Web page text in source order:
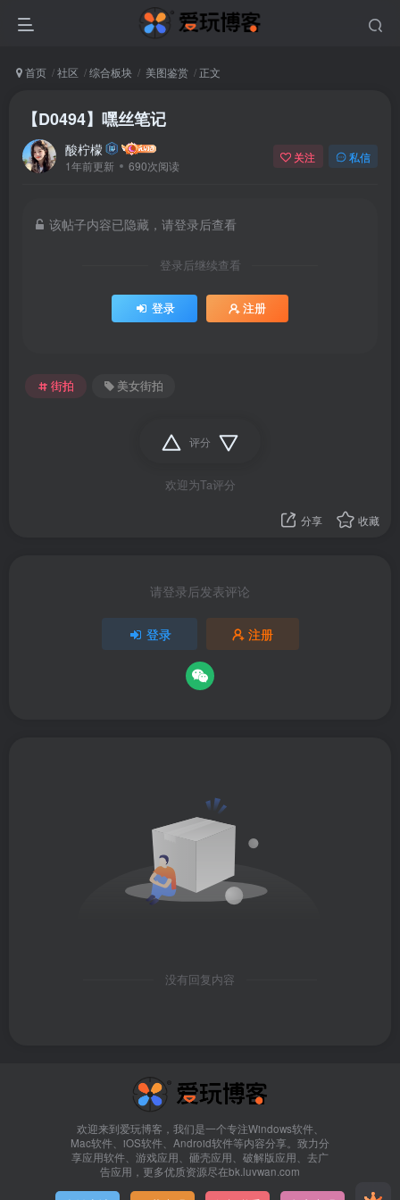
首页 社区 综合板块 美图鉴赏 正文
【D0494】嘿丝笔记
酸柠檬
1年前更新 690次阅读
关注 私信
该帖子内容已隐藏，请登录后查看
登录后继续查看
登录 注册
街拍 美女街拍
评分
欢迎为Ta评分
分享 收藏
请登录后发表评论
登录 注册
没有回复内容
欢迎来到爱玩博客，我们是一个专注Windows软件、
Mac软件、iOS软件、Android软件等内容分享。致力分
享应用软件、游戏应用、砸壳应用、破解版应用、去广
告应用，更多优质资源尽在bk.luvwan.com